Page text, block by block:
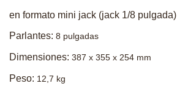
en formato mini jack (jack 1/8 pulgada)
Parlantes: 8 pulgadas
Dimensiones: 387 x 355 x 254 mm
Peso: 12,7 kg